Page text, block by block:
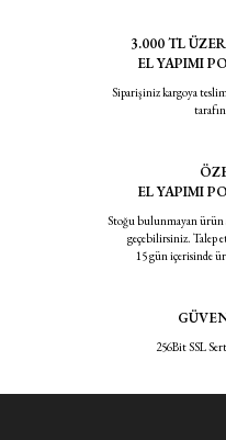
3.000 TL
EL YAPIMI
Siparişiniz kargoya
EL YAPIMI
Stoğu bulunmayan
geçebilirsiniz. Talep
15 gün içerisinde
256Bit SSL